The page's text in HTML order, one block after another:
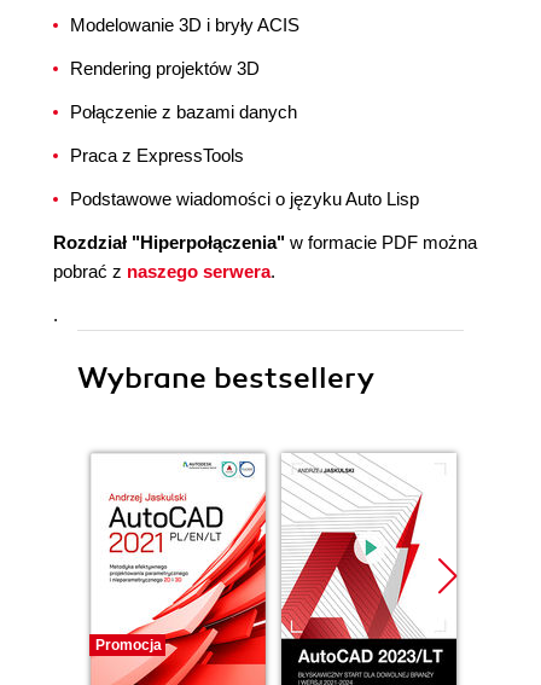
Modelowanie 3D i bryły ACIS
Rendering projektów 3D
Połączenie z bazami danych
Praca z ExpressTools
Podstawowe wiadomości o języku Auto Lisp
Rozdział "Hiperpołączenia" w formacie PDF można
pobrać z naszego serwera.
.
Wybrane bestsellery
Promocja